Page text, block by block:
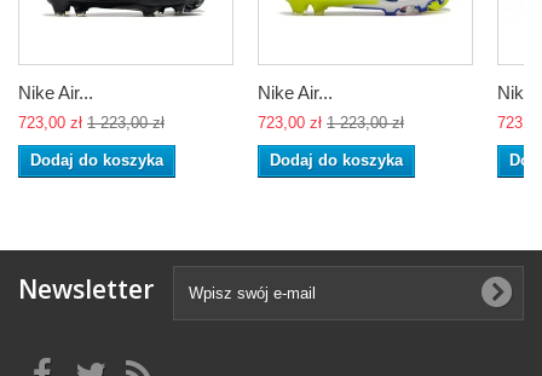
Nike Air...
723,00 zł 1 223,00 zł
Dodaj do koszyka
Nike Air...
723,00 zł 1 223,00 zł
Dodaj do koszyka
Nike
Newsletter